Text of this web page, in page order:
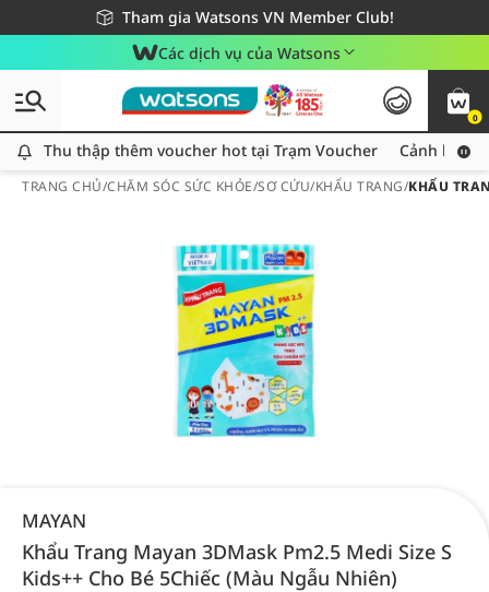
Tham gia Watsons VN Member Club!
Miễn phí giao hàng cho đơn hàng từ 249,000Đ
Giao hàng nhanh 24h - Áp dụng khu vực TP. Hồ Chí Minh
Các dịch vụ của Watsons
0
Thu thập thêm voucher hot tại Trạm Voucher
Thu thập thêm voucher hot tại Trạm Voucher Cảnh báo
TRANG CHỦ/CHĂM SÓC SỨC KHỎE/SƠ CỨU/KHẨU TRANG/KHẨU
MAYAN
Khẩu Trang Mayan 3DMask Pm2.5 Medi Size S
Kids++ Cho Bé 5Chiếc (Màu Ngẫu Nhiên)